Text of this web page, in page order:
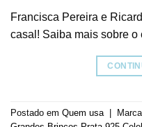
Francisca Pereira e
casal! Saiba mais sobre
Postado em Quem usa